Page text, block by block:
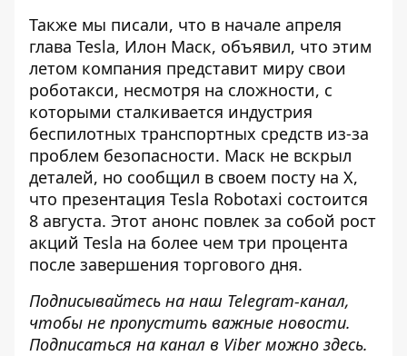
Также мы писали, что в начале апреля
глава Tesla, Илон Маск, объявил, что этим
летом компания представит миру свои
роботакси, несмотря на сложности, с
которыми сталкивается индустрия
беспилотных транспортных средств из-за
проблем безопасности. Маск не вскрыл
деталей, но сообщил в своем посту на X,
что презентация Tesla Robotaxi состоится
8 августа. Этот анонс повлек за собой рост
акций Tesla на более чем три процента
после завершения торгового дня.
Подписывайтесь на наш Telegram-канал,
чтобы не пропустить важные новости.
Подписаться на канал в Viber можно здесь.